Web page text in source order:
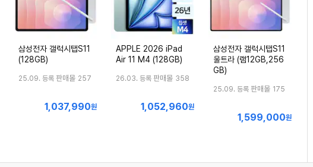
삼성전자 갤럭시탭S11
(128GB)
25.09. 등록 판매몰 257
최1,037,990원
APPLE 2026 iPad
Air 11 M4 (128GB)
26.03. 등록 판매몰 358
최1,052,960원
삼성전자 갤럭시탭S11
울트라 (램12GB,256
GB)
25.09. 등록 판매몰 175
최1,599,000원